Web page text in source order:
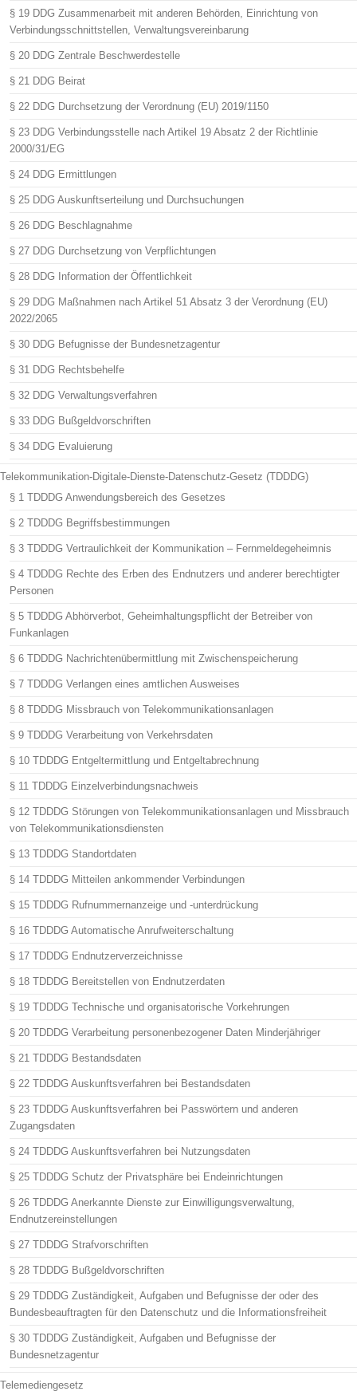
§ 19 DDG Zusammenarbeit mit anderen Behörden, Einrichtung von
Verbindungsschnittstellen, Verwaltungsvereinbarung
§ 20 DDG Zentrale Beschwerdestelle
§ 21 DDG Beirat
§ 22 DDG Durchsetzung der Verordnung (EU) 2019/1150
§ 23 DDG Verbindungsstelle nach Artikel 19 Absatz 2 der Richtlinie
2000/31/EG
§ 24 DDG Ermittlungen
§ 25 DDG Auskunftserteilung und Durchsuchungen
§ 26 DDG Beschlagnahme
§ 27 DDG Durchsetzung von Verpflichtungen
§ 28 DDG Information der Öffentlichkeit
§ 29 DDG Maßnahmen nach Artikel 51 Absatz 3 der Verordnung (EU)
2022/2065
§ 30 DDG Befugnisse der Bundesnetzagentur
§ 31 DDG Rechtsbehelfe
§ 32 DDG Verwaltungsverfahren
§ 33 DDG Bußgeldvorschriften
§ 34 DDG Evaluierung
Telekommunikation-Digitale-Dienste-Datenschutz-Gesetz (TDDDG)
§ 1 TDDDG Anwendungsbereich des Gesetzes
§ 2 TDDDG Begriffsbestimmungen
§ 3 TDDDG Vertraulichkeit der Kommunikation – Fernmeldegeheimnis
§ 4 TDDDG Rechte des Erben des Endnutzers und anderer berechtigter
Personen
§ 5 TDDDG Abhörverbot, Geheimhaltungspflicht der Betreiber von
Funkanlagen
§ 6 TDDDG Nachrichtenübermittlung mit Zwischenspeicherung
§ 7 TDDDG Verlangen eines amtlichen Ausweises
§ 8 TDDDG Missbrauch von Telekommunikationsanlagen
§ 9 TDDDG Verarbeitung von Verkehrsdaten
§ 10 TDDDG Entgeltermittlung und Entgeltabrechnung
§ 11 TDDDG Einzelverbindungsnachweis
§ 12 TDDDG Störungen von Telekommunikationsanlagen und Missbrauch
von Telekommunikationsdiensten
§ 13 TDDDG Standortdaten
§ 14 TDDDG Mitteilen ankommender Verbindungen
§ 15 TDDDG Rufnummernanzeige und -unterdrückung
§ 16 TDDDG Automatische Anrufweiterschaltung
§ 17 TDDDG Endnutzerverzeichnisse
§ 18 TDDDG Bereitstellen von Endnutzerdaten
§ 19 TDDDG Technische und organisatorische Vorkehrungen
§ 20 TDDDG Verarbeitung personenbezogener Daten Minderjähriger
§ 21 TDDDG Bestandsdaten
§ 22 TDDDG Auskunftsverfahren bei Bestandsdaten
§ 23 TDDDG Auskunftsverfahren bei Passwörtern und anderen
Zugangsdaten
§ 24 TDDDG Auskunftsverfahren bei Nutzungsdaten
§ 25 TDDDG Schutz der Privatsphäre bei Endeinrichtungen
§ 26 TDDDG Anerkannte Dienste zur Einwilligungsverwaltung,
Endnutzereinstellungen
§ 27 TDDDG Strafvorschriften
§ 28 TDDDG Bußgeldvorschriften
§ 29 TDDDG Zuständigkeit, Aufgaben und Befugnisse der oder des
Bundesbeauftragten für den Datenschutz und die Informationsfreiheit
§ 30 TDDDG Zuständigkeit, Aufgaben und Befugnisse der
Bundesnetzagentur
Telemediengesetz